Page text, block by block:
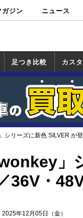
ガジン ニュース
足つき比較 カス
カス
一覧
ホンダ
ヤマハ
スズキ
カワ
シリーズに新色 SILVER が
」
36V・
年12月05日（金）